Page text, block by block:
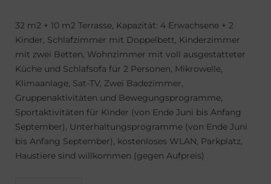
32 m2 + 10 m2 Terrasse, Kapazität: 4 Erwachsene + 2
Kinder, Schlafzimmer mit Doppelbett, Kinderzimmer
mit zwei Betten, Wohnzimmer mit voll ausgestatteter
Küche und Schlafsofa für 2 Personen, Mikrowelle,
Klimaanlage, Sat-TV, Zwei Badezimmer,
Gruppenaktivitäten und Bewegungsprogramme,
Sportaktivitäten für Kinder (von Ende Juni bis Anfang
September), Unterhaltungsprogramme (von Ende Juni
bis Anfang September), kostenloses WLAN, Parkplatz,
Haustiere sind willkommen (gegen Aufpreis)